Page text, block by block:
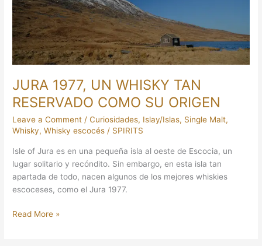
JURA 1977, UN WHISKY TAN
RESERVADO COMO SU ORIGEN
Leave a Comment /Curiosidades, Islay/Islas, Single Malt,
Whisky,Whisky escocés / SPIRITS
Isle of Jura es en una pequeña isla al oeste de Escocia, un
lugar solitario y recóndito. Sin embargo, en esta isla tan
apartada de todo, nacen algunos de los mejores whiskies
escoceses, como el Jura 1977.
RESERVADO
COMO
SU
ORIGEN
Read More »